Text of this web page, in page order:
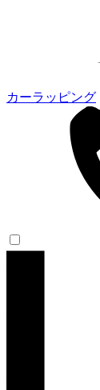
カーラッピング